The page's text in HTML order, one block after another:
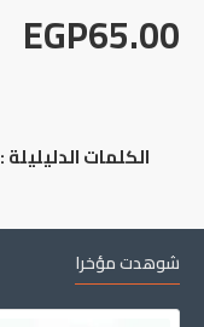
EGP65.00
الكلمات الدليليلة :
شوهدت مؤخرا